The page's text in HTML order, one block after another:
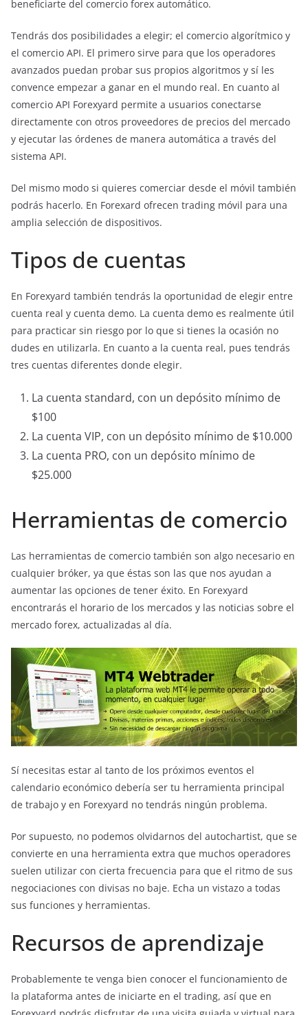
beneficiarte del comercio forex automático.
Tendrás dos posibilidades a elegir; el comercio algorítmico y
el comercio API. El primero sirve para que los operadores
avanzados puedan probar sus propios algoritmos y sí les
convence empezar a ganar en el mundo real. En cuanto al
comercio API Forexyard permite a usuarios conectarse
directamente con otros proveedores de precios del mercado
y ejecutar las órdenes de manera automática a través del
sistema API.
Del mismo modo si quieres comerciar desde el móvil también
podrás hacerlo. En Forexard ofrecen trading móvil para una
amplia selección de dispositivos.
Tipos de cuentas
En Forexyard también tendrás la oportunidad de elegir entre
cuenta real y cuenta demo. La cuenta demo es realmente útil
para practicar sin riesgo por lo que si tienes la ocasión no
dudes en utilizarla. En cuanto a la cuenta real, pues tendrás
tres cuentas diferentes donde elegir.
La cuenta standard, con un depósito mínimo de
$100
La cuenta VIP, con un depósito mínimo de $10.000
La cuenta PRO, con un depósito mínimo de
$25.000
Herramientas de comercio
Las herramientas de comercio también son algo necesario en
cualquier bróker, ya que éstas son las que nos ayudan a
aumentar las opciones de tener éxito. En Forexyard
encontrarás el horario de los mercados y las noticias sobre el
mercado forex, actualizadas al día.
Sí necesitas estar al tanto de los próximos eventos el
calendario económico debería ser tu herramienta principal
de trabajo y en Forexyard no tendrás ningún problema.
Por supuesto, no podemos olvidarnos del autochartist, que se
convierte en una herramienta extra que muchos operadores
suelen utilizar con cierta frecuencia para que el ritmo de sus
negociaciones con divisas no baje. Echa un vistazo a todas
sus funciones y herramientas.
Recursos de aprendizaje
Probablemente te venga bien conocer el funcionamiento de
la plataforma antes de iniciarte en el trading, así que en